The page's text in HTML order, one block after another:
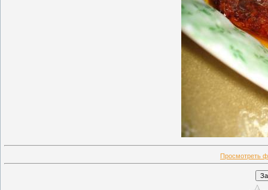
Просмотреть